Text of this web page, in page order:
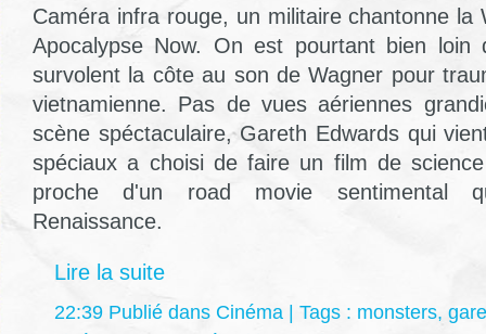
Caméra infra rouge, un militaire chantonne la
Apocalypse Now. On est pourtant bien loin
survolent la côte au son de Wagner pour
vietnamienne. Pas de vues aériennes
scène spéctaculaire, Gareth Edwards qui
spéciaux a choisi de faire un film de
proche d'un road movie sentimental
Renaissance.
Lire la suite
22:39 Publié dans Cinéma | Tags : monsters,